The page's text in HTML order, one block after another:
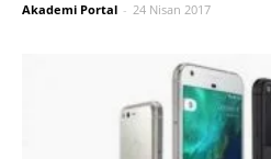
Akademi Portal - 24 Nisan 2017